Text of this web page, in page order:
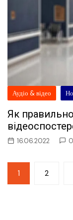
Аудіо & відео
Як
16.06.2022 0
записів
1 2